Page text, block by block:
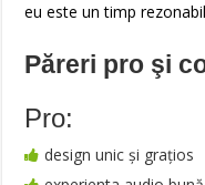
eu este un timp
Păreri pro şi
Pro:
design unic și grațios